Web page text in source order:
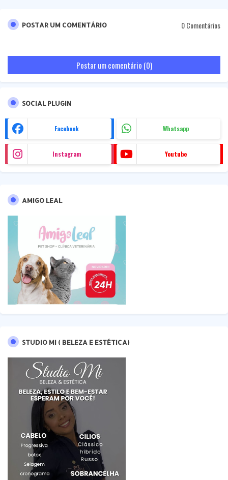
POSTAR UM COMENTÁRIO 0 Comentários
Postar um comentário (0)
SOCIAL PLUGIN
Facebook Whatsapp
Instagram Youtube
AMIGO LEAL
STUDIO MI ( BELEZA E ESTÉTICA)